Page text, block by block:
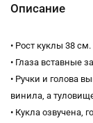
Описание
• Рост куклы 38 см.
• Глаза вставные
• Ручки и голова
винила, а
• Кукла озвучена,